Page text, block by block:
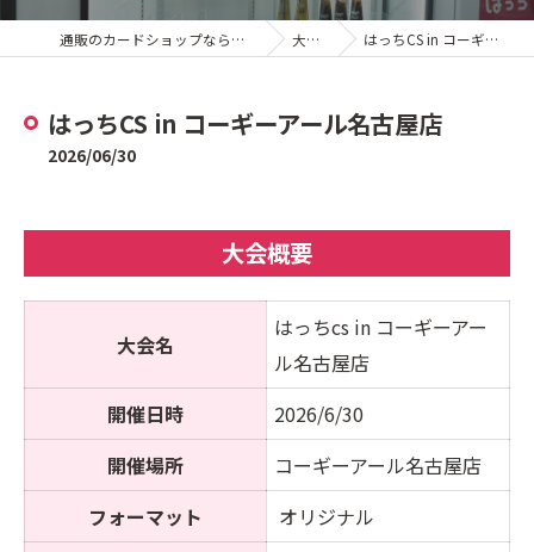
通販のカードショップならカードショップはっち 大会結果 はっちCS in コーギーアール名古屋店
はっちCS in コーギーアール名古屋店
2026/06/30
大会概要
大会名
はっちcs in コーギーアー
ル名古屋店
開催日時
2026/6/30
開催場所
コーギーアール名古屋店
フォーマット
オリジナル